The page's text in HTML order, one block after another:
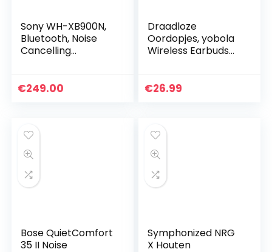
Sony WH-XB900N,
Bluetooth, Noise
Cancelling
Amazon Alexa &
€249.00
Draadloze
Oordopjes, yobola
Wireless Earbuds
HD in-ear
€26.99
Bose QuietComfort
35 II Noise
Symphonized NRG
X Houten